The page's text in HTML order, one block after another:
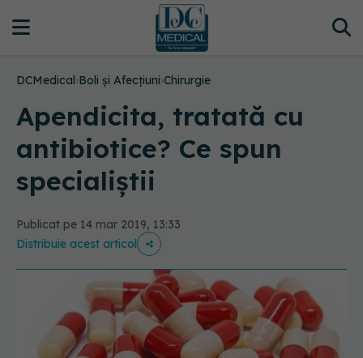
DCMedical›Boli și Afecțiuni›Chirurgie
Apendicita, tratată cu
antibiotice? Ce spun
specialiștii
Publicat pe 14 mar 2019, 13:33
Distribuie acest articol